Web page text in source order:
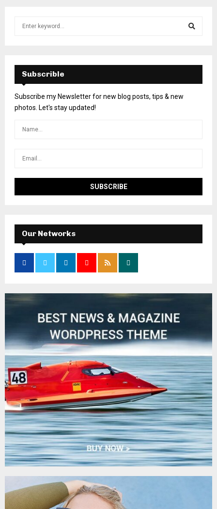
Subscrible
Subscribe my Newsletter for new blog posts, tips & new
photos. Let's stay updated!
Our Networks